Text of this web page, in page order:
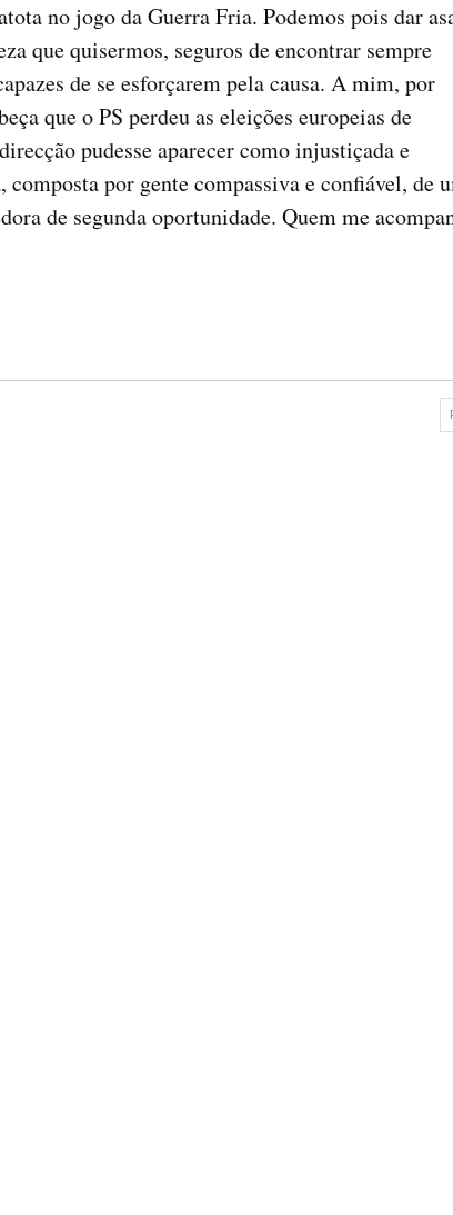
no jogo da Guerra Fria. Podemos pois dar
que quisermos, seguros de encontrar sempre
de se esforçarem pela causa. A mim, por
que o PS perdeu as eleições europeias de
pudesse aparecer como injustiçada e
por gente compassiva e confiável, de
de segunda oportunidade. Quem me